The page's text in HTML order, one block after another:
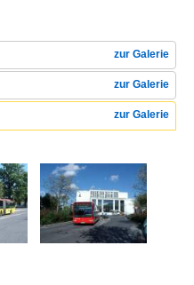
zur Galerie
zur Galerie
zur Galerie